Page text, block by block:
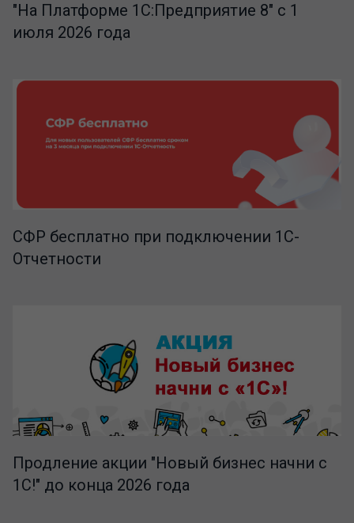
"На Платформе 1С:Предприятие 8" с 1
июля 2026 года
СФР бесплатно при подключении 1С-
Отчетности
Продление акции "Новый бизнес начни с
1С!" до конца 2026 года